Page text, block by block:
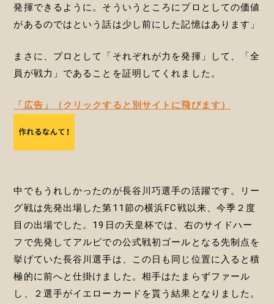
発揮できるように。そういうところにプロとしての価値
があるのではという話は少し前にした記憶はあります」
まさに、プロとして「それぞれが力を発揮」して、「全
員が戦力」であることを証明してくれました。
「広告」（クリックすると別サイトに飛びます）
中でもうれしかったのが長谷川巧選手の活躍です。リー
グ戦は先発出場した第11節の横浜FC戦以来、今季２度
目の出場でした。19日の天皇杯では、右のサイドハー
フで先発してアルビでの公式戦初ゴールとなる先制点を
挙げていた長谷川選手は、この日も同じ位置に入ると積
極的に前へと仕掛けました。相手はたまらずファール
し、２選手がイエローカードを貰う結果となりました。